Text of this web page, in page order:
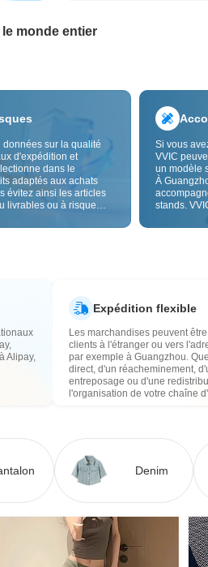
monde entier
sur la qualité
d'expédition et
dans le
adaptés aux achats
évitez ainsi les articles
livrables ou à risque
et les
et après-vente.
Si vous
VVIC
un modèle
À
stands.
la
Alipay,
Expédition flexible
Les marchandises peuvent
clients à l'étranger ou vers
par exemple à Guangzhou.
direct, d'un réacheminement,
entreposage ou d'une
l'organisation de votre chaîne
Denim